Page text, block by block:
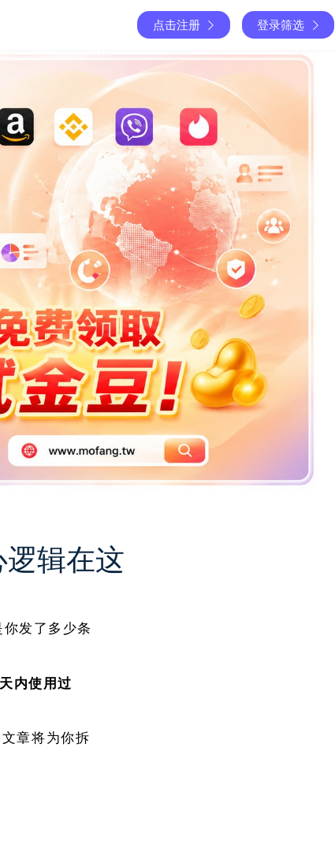
点击注册 登录筛选
辑在这
发了多少条
内使用过
章将为你拆